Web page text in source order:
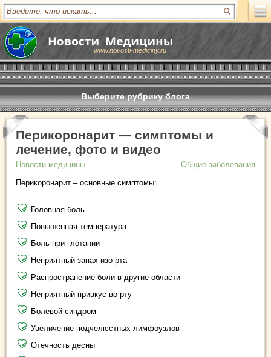
www.novosti-mediciny.ru
Выберите рубрику блога
Перикоронарит — симптомы и
лечение, фото и видео
Новости медицины
Общие заболевания
Перикоронарит – основные симптомы:
Головная боль
Повышенная температура
Боль при глотании
Неприятный запах изо рта
Распространение боли в другие области
Неприятный привкус во рту
Болевой синдром
Увеличение подчелюстных лимфоузлов
Отечность десны